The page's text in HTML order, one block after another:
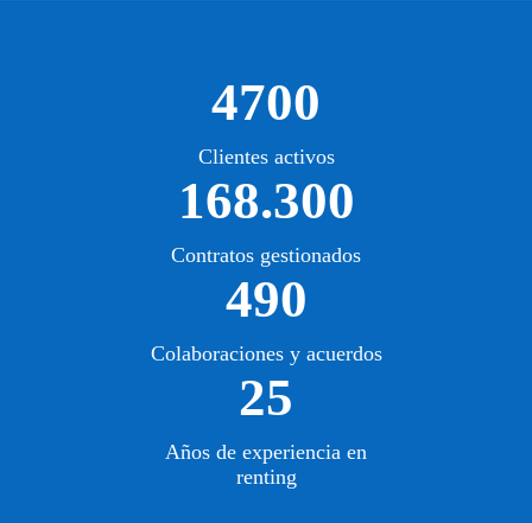
4700
Clientes activos
168.300
Contratos gestionados
490
Colaboraciones y acuerdos
25
Años de experiencia en
renting